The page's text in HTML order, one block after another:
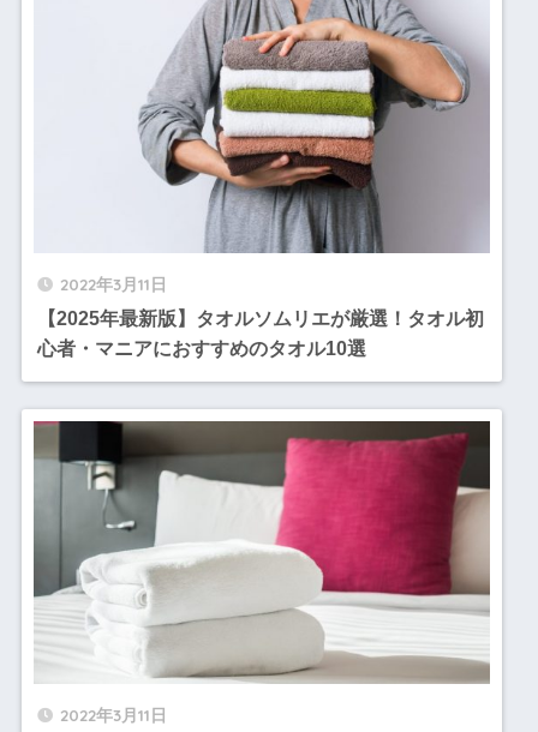
2022年3月11日
【2025年最新版】タオルソムリエが厳選！タオル初
心者・マニアにおすすめのタオル10選
2022年3月11日